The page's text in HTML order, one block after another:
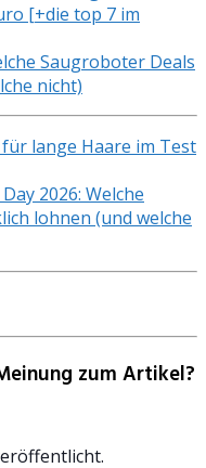
[+die top 7 im
Saugroboter Deals
nicht)
lange Haare im Test
2026: Welche
lohnen (und welche
zum Artikel?